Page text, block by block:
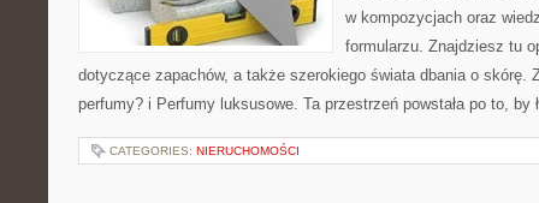
w kompozycjach oraz
formularzu. Znajdziesz tu
dotyczące zapachów, a także szerokiego świata dbania o skórę.
perfumy? i Perfumy luksusowe. Ta przestrzeń powstała po to,
CATEGORIES: NIERUCHOMOŚCI